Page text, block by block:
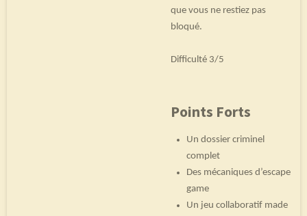
que vous ne restiez pas
bloqué.
Difficulté 3/5
Points Forts
Un dossier criminel
complet
Des mécaniques d’escape
game
Un jeu collaboratif made